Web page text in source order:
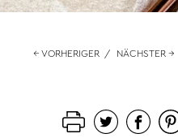
← VORHERIGER / NÄCHSTER →